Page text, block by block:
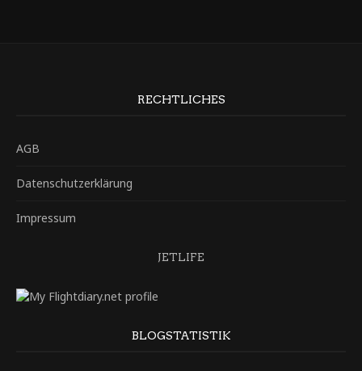
RECHTLICHES
AGB
Datenschutzerklärung
Impressum
JETLIFE
BLOGSTATISTIK